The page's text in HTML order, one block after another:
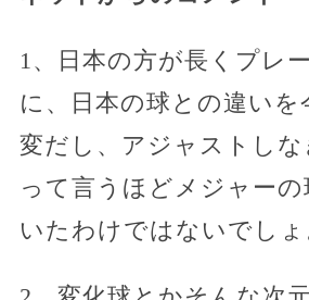
1、日本の方が長くプレ
に、日本の球との違いを
変だし、アジャストし
って言うほどメジャーの
いたわけではないでしょ